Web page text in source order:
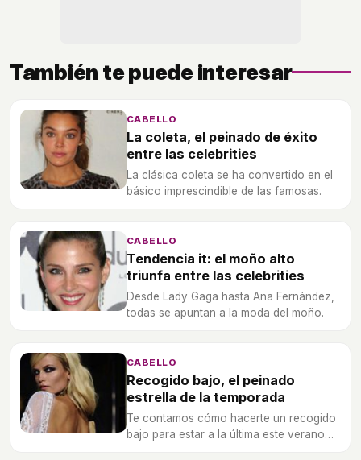
También te puede interesar
CABELLO
La coleta, el peinado de éxito
entre las celebrities
La clásica coleta se ha convertido en el
básico imprescindible de las famosas.
CABELLO
Tendencia it: el moño alto
triunfa entre las celebrities
Desde Lady Gaga hasta Ana Fernández,
todas se apuntan a la moda del moño.
CABELLO
Recogido bajo, el peinado
estrella de la temporada
Te contamos cómo hacerte un recogido
bajo para estar a la última este verano